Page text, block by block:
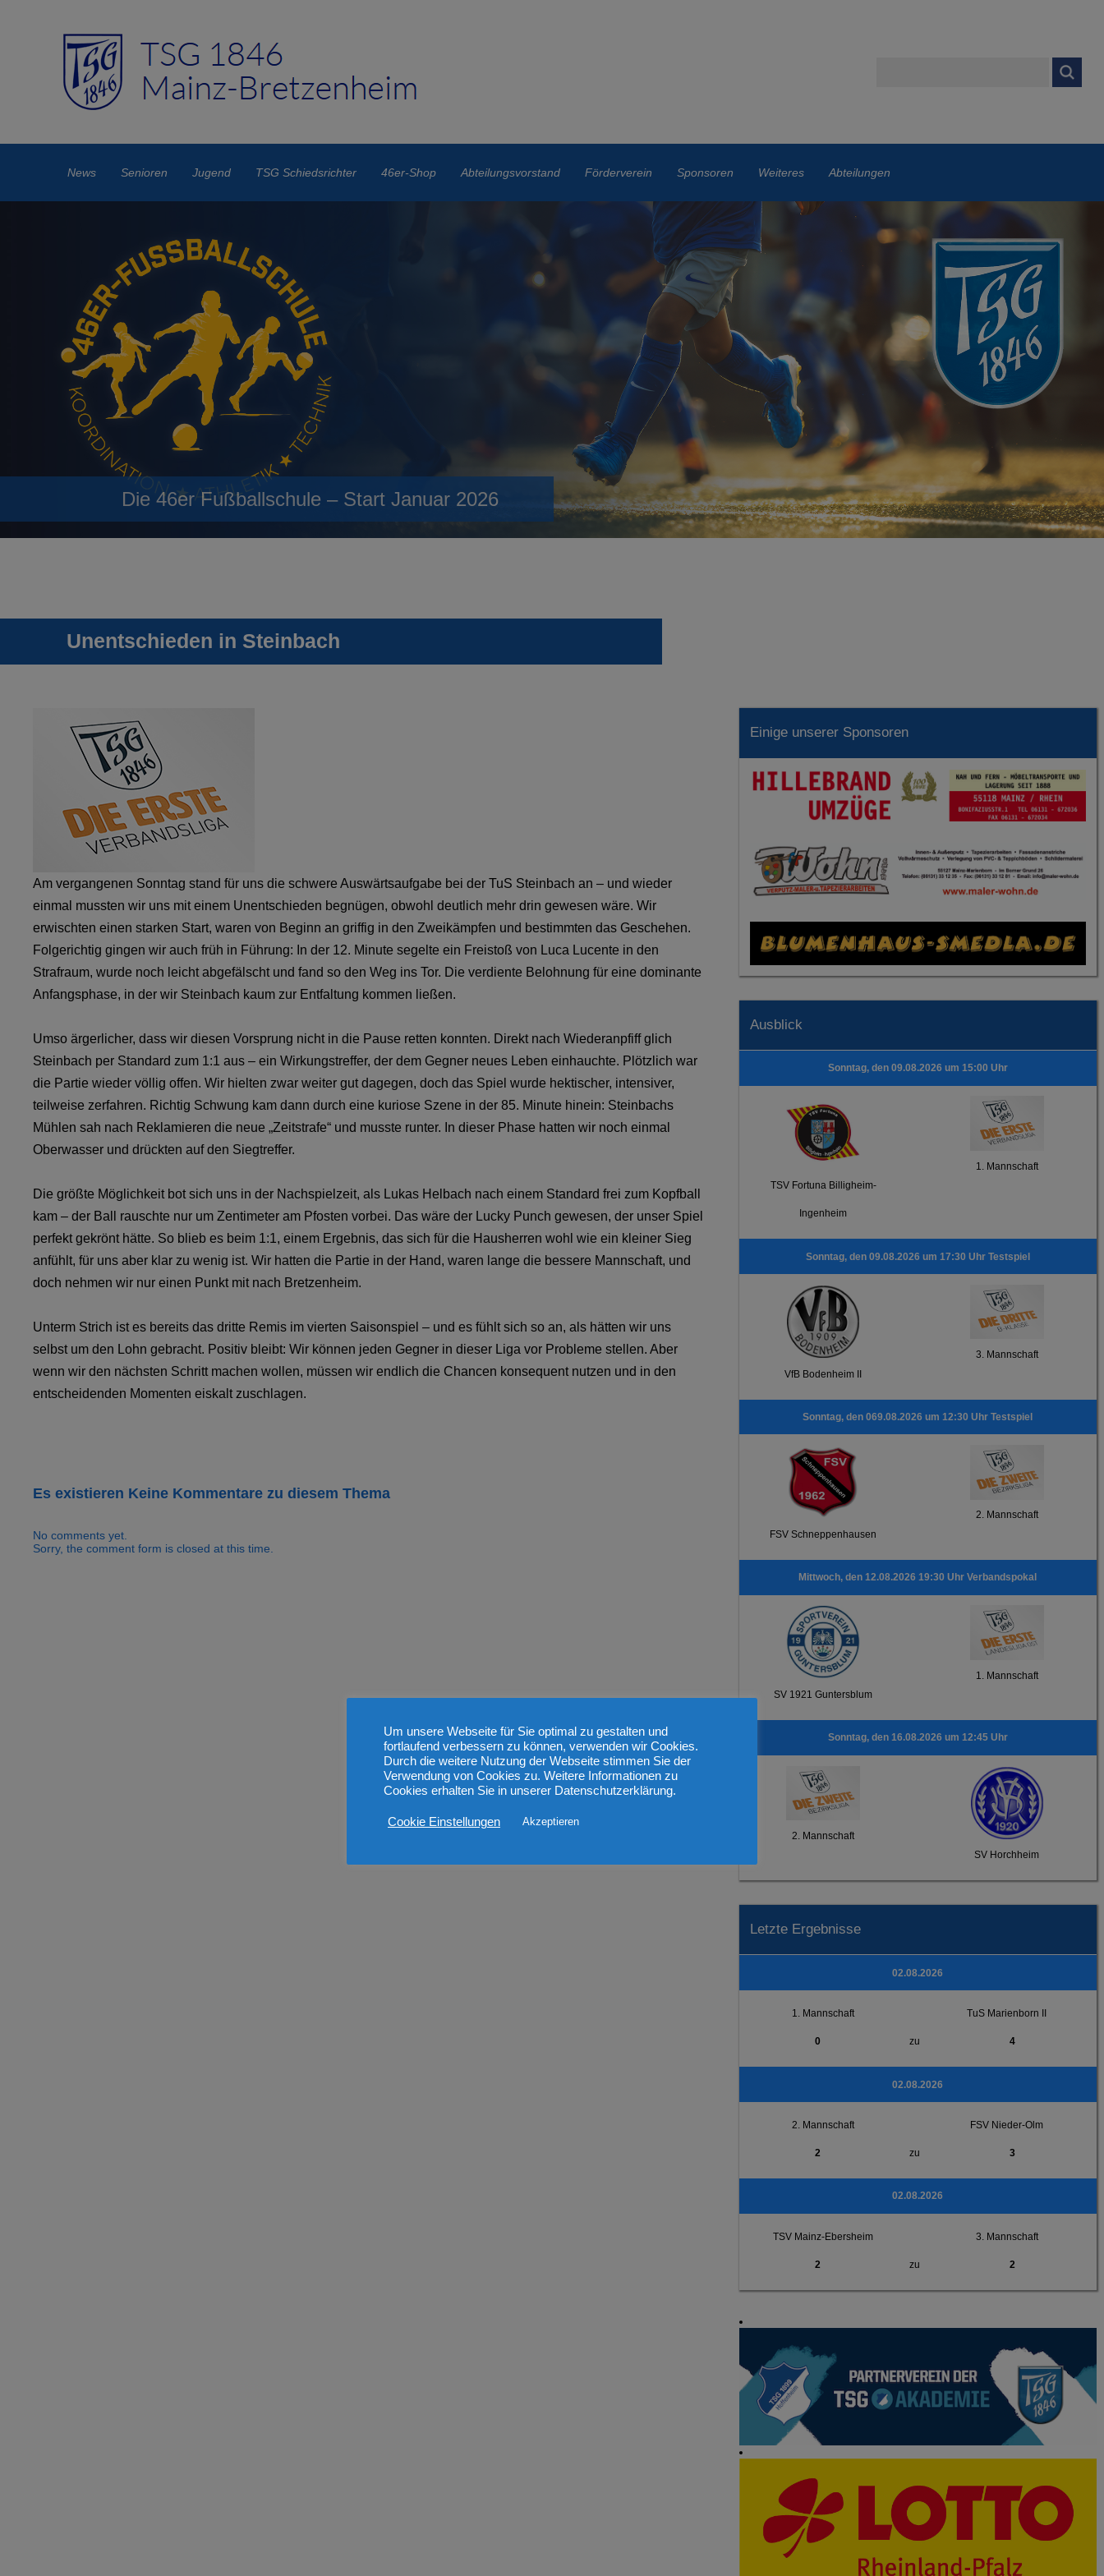
News Senioren Jugend TSG Schiedsrichter 46er-Shop Abteilungsvorstand Förderverein Sponsoren Weiteres Abteilungen
Die 46er Fußballschule – Start Januar 2026
Unentschieden in Steinbach
Am vergangenen Sonntag stand für uns die schwere Auswärtsaufgabe bei der TuS Steinbach an – und wieder
einmal mussten wir uns mit einem Unentschieden begnügen, obwohl deutlich mehr drin gewesen wäre. Wir
erwischten einen starken Start, waren von Beginn an griffig in den Zweikämpfen und bestimmten das Geschehen.
Folgerichtig gingen wir auch früh in Führung: In der 12. Minute segelte ein Freistoß von Luca Lucente in den
Strafraum, wurde noch leicht abgefälscht und fand so den Weg ins Tor. Die verdiente Belohnung für eine dominante
Anfangsphase, in der wir Steinbach kaum zur Entfaltung kommen ließen.
Umso ärgerlicher, dass wir diesen Vorsprung nicht in die Pause retten konnten. Direkt nach Wiederanpfiff glich
Steinbach per Standard zum 1:1 aus – ein Wirkungstreffer, der dem Gegner neues Leben einhauchte. Plötzlich war
die Partie wieder völlig offen. Wir hielten zwar weiter gut dagegen, doch das Spiel wurde hektischer, intensiver,
teilweise zerfahren. Richtig Schwung kam dann durch eine kuriose Szene in der 85. Minute hinein: Steinbachs
Mühlen sah nach Reklamieren die neue „Zeitstrafe“ und musste runter. In dieser Phase hatten wir noch einmal
Oberwasser und drückten auf den Siegtreffer.
Die größte Möglichkeit bot sich uns in der Nachspielzeit, als Lukas Helbach nach einem Standard frei zum Kopfball
kam – der Ball rauschte nur um Zentimeter am Pfosten vorbei. Das wäre der Lucky Punch gewesen, der unser Spiel
perfekt gekrönt hätte. So blieb es beim 1:1, einem Ergebnis, das sich für die Hausherren wohl wie ein kleiner Sieg
anfühlt, für uns aber klar zu wenig ist. Wir hatten die Partie in der Hand, waren lange die bessere Mannschaft, und
doch nehmen wir nur einen Punkt mit nach Bretzenheim.
Unterm Strich ist es bereits das dritte Remis im vierten Saisonspiel – und es fühlt sich so an, als hätten wir uns
selbst um den Lohn gebracht. Positiv bleibt: Wir können jeden Gegner in dieser Liga vor Probleme stellen. Aber
wenn wir den nächsten Schritt machen wollen, müssen wir endlich die Chancen konsequent nutzen und in den
entscheidenden Momenten eiskalt zuschlagen.
Es existieren Keine Kommentare zu diesem Thema
No comments yet.
Sorry, the comment form is closed at this time.
Einige unserer Sponsoren
Ausblick
Sonntag, den 09.08.2026 um 15:00 Uhr
TSV Fortuna Billigheim-
Ingenheim
1. Mannschaft
Sonntag, den 09.08.2026 um 17:30 Uhr Testspiel
VfB Bodenheim II
3. Mannschaft
Sonntag, den 069.08.2026 um 12:30 Uhr Testspiel
FSV Schneppenhausen
2. Mannschaft
Mittwoch, den 12.08.2026 19:30 Uhr Verbandspokal
SV 1921 Guntersblum
1. Mannschaft
Sonntag, den 16.08.2026 um 12:45 Uhr
2. Mannschaft
SV Horchheim
Letzte Ergebnisse
02.08.2026
1. Mannschaft TuS Marienborn II
0 zu 4
02.08.2026
2. Mannschaft FSV Nieder-Olm
2 zu 3
02.08.2026
TSV Mainz-Ebersheim 3. Mannschaft
2 zu 2
Um unsere Webseite für Sie optimal zu gestalten und
fortlaufend verbessern zu können, verwenden wir Cookies.
Durch die weitere Nutzung der Webseite stimmen Sie der
Verwendung von Cookies zu. Weitere Informationen zu
Cookies erhalten Sie in unserer Datenschutzerklärung.
Cookie Einstellungen Akzeptieren